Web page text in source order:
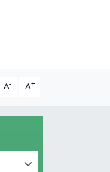
A- A+